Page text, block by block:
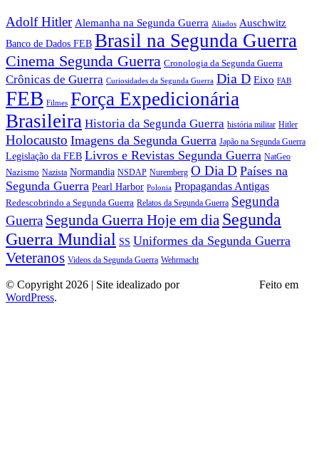
Adolf Hitler Alemanha na Segunda Guerra Aliados Auschwitz
Banco de Dados FEB Brasil na Segunda Guerra
Cinema Segunda Guerra Cronologia da Segunda Guerra
Crônicas de Guerra Curiosidades da Segunda Guerra Dia D Eixo FAB
FEB Filmes Força Expedicionária
Brasileira Historia da Segunda Guerra história militar Hitler
Holocausto Imagens da Segunda Guerra Japão na Segunda Guerra
Legislação da FEB Livros e Revistas Segunda Guerra NatGeo
Nazismo Nazista Normandia NSDAP Nuremberg O Dia D Países na
Segunda Guerra Pearl Harbor Polonia Propagandas Antigas
Redescobrindo a Segunda Guerra Relatos da Segunda Guerra Segunda
Guerra Segunda Guerra Hoje em dia Segunda
Guerra Mundial SS Uniformes da Segunda Guerra
Veteranos Videos da Segunda Guerra Wehrmacht
© Copyright 2026 | Site idealizado por
Feito em
WordPress.